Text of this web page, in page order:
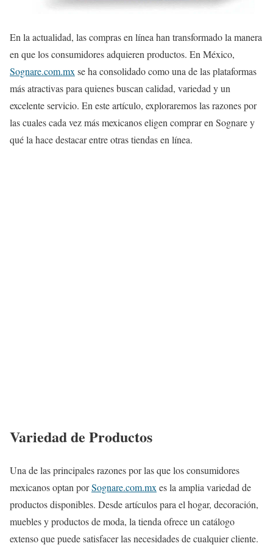
En la actualidad, las compras en línea han transformado la manera
en que los consumidores adquieren productos. En México,
Sognare.com.mx se ha consolidado como una de las plataformas
más atractivas para quienes buscan calidad, variedad y un
excelente servicio. En este artículo, exploraremos las razones por
las cuales cada vez más mexicanos eligen comprar en Sognare y
qué la hace destacar entre otras tiendas en línea.
Variedad de Productos
Una de las principales razones por las que los consumidores
mexicanos optan porSognare.com.mx es la amplia variedad de
productos disponibles. Desde artículos para el hogar, decoración,
muebles y productos de moda, la tienda ofrece un catálogo
extenso que puede satisfacer las necesidades de cualquier cliente.